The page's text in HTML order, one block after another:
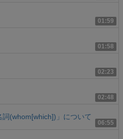
01:59
01:58
02:23
02:48
06:55
(whom[which])」について